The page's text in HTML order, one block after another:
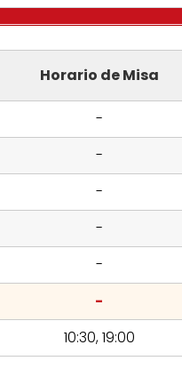
Horario de Misa
-
-
-
-
-
-
10:30, 19:00